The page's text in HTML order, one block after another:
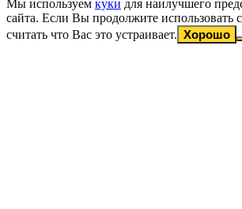
Мы используем куки для наилучшего
сайта. Если Вы продолжите использовать
считать что Вас это устраивает. Хорошо